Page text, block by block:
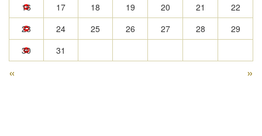
16
17 18 19 20 21
22
23
24 25 26 27 28
29
30
31
« »